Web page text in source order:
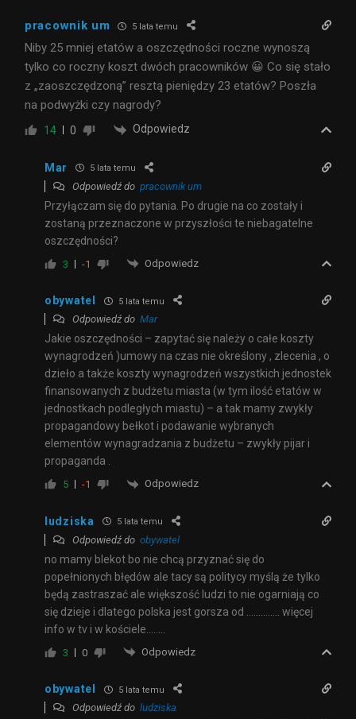
pracownik um 5 lata temu
Niby 25 mniej etatów a oszczędności roczne wynoszą
tylko co roczny koszt dwóch pracowników 😀 Co się stało
z „zaoszczędzoną” resztą pieniędzy 23 etatów? Poszła
na podwyżki czy nagrody?
14 0 Odpowiedz
Mar 5 lata temu
Odpowiedź do pracownik um
Przyłączam się do pytania. Po drugie na co zostały i
zostaną przeznaczone w przyszłości te niebagatelne
oszczędności?
3 -1 Odpowiedz
obywatel 5 lata temu
Odpowiedź do Mar
Jakie oszczędności – zapytać się należy o całe koszty
wynagrodzeń )umowy na czas nie określony , zlecenia , o
dzieło a także koszty wynagrodzeń wszystkich jednostek
finansowanych z budżetu miasta (w tym ilość etatów w
jednostkach podległych miastu) – a tak mamy zwykły
propagandowy bełkot i podawanie wybranych
elementów wynagradzania z budżetu – zwykły pijar i
propaganda .
5 -1 Odpowiedz
ludziska 5 lata temu
Odpowiedź do obywatel
no mamy blekot bo nie chcą przyznać się do
popełnionych błędów ale tacy są politycy myślą że tylko
będą zastraszać ale większość ludzi to nie ogarniają co
się dzieje i dlatego polska jest gorsza od ………….. więcej
info w tv i w kościele……..
3 0 Odpowiedz
obywatel 5 lata temu
Odpowiedź do ludziska